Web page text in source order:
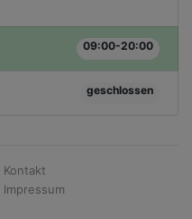
09:00-20:00
geschlossen
Kontakt
Impressum